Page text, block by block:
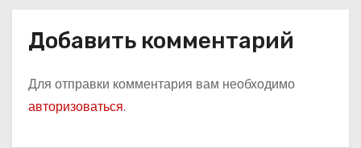
Добавить комментарий
Для отправки комментария вам необходимо
авторизоваться.